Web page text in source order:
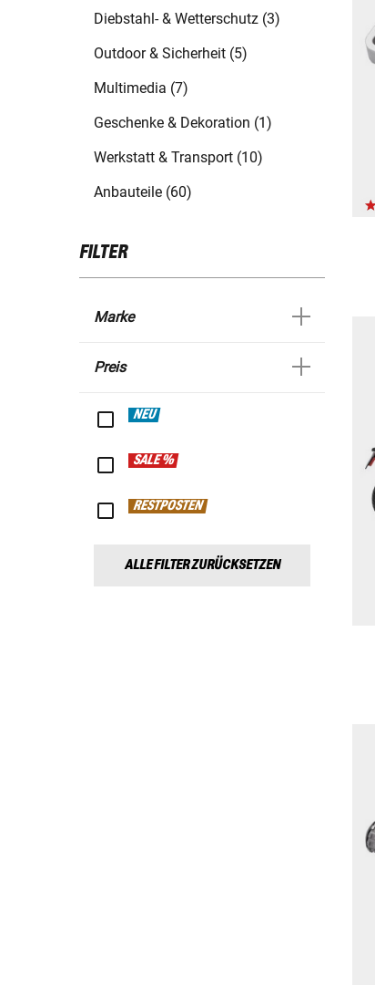
Diebstahl- & Wetterschutz (3)
Outdoor & Sicherheit (5)
Multimedia (7)
Geschenke & Dekoration (1)
Werkstatt & Transport (10)
Anbauteile (60)
FILTER
Marke
Preis
NEU
SALE %
RESTPOSTEN
ALLE FILTER ZURÜCKSETZEN